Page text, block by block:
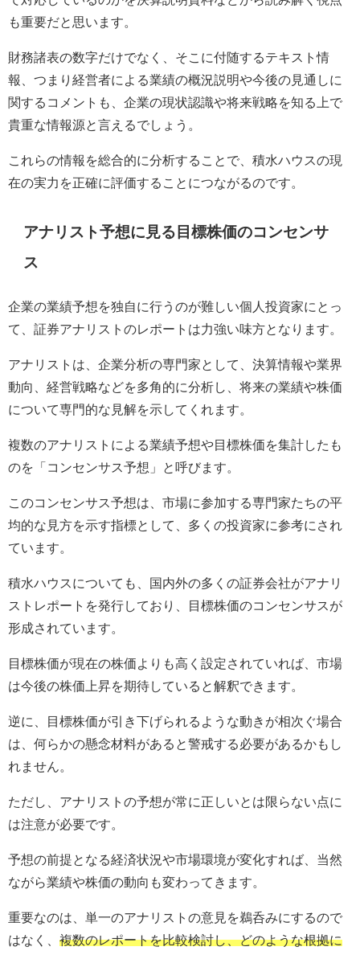
も重要だと思います。
財務諸表の数字だけでなく、そこに付随するテキスト情
報、つまり経営者による業績の概況説明や今後の見通しに
関するコメントも、企業の現状認識や将来戦略を知る上で
貴重な情報源と言えるでしょう。
これらの情報を総合的に分析することで、積水ハウスの現
在の実力を正確に評価することにつながるのです。
アナリスト予想に見る目標株価のコンセンサ
ス
企業の業績予想を独自に行うのが難しい個人投資家にとっ
て、証券アナリストのレポートは力強い味方となります。
アナリストは、企業分析の専門家として、決算情報や業界
動向、経営戦略などを多角的に分析し、将来の業績や株価
について専門的な見解を示してくれます。
複数のアナリストによる業績予想や目標株価を集計したも
のを「コンセンサス予想」と呼びます。
このコンセンサス予想は、市場に参加する専門家たちの平
均的な見方を示す指標として、多くの投資家に参考にされ
ています。
積水ハウスについても、国内外の多くの証券会社がアナリ
ストレポートを発行しており、目標株価のコンセンサスが
形成されています。
目標株価が現在の株価よりも高く設定されていれば、市場
は今後の株価上昇を期待していると解釈できます。
逆に、目標株価が引き下げられるような動きが相次ぐ場合
は、何らかの懸念材料があると警戒する必要があるかもし
れません。
ただし、アナリストの予想が常に正しいとは限らない点に
は注意が必要です。
予想の前提となる経済状況や市場環境が変化すれば、当然
ながら業績や株価の動向も変わってきます。
重要なのは、単一のアナリストの意見を鵜呑みにするので
はなく、 複数のレポートを比較検討し、どのような根拠に